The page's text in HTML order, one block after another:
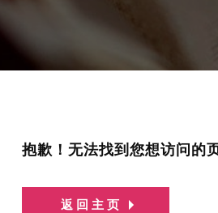
抱歉！无法找到您想访问的
返回主页